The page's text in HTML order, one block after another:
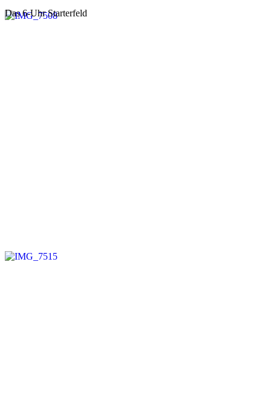
Das 6-Uhr Starterfeld